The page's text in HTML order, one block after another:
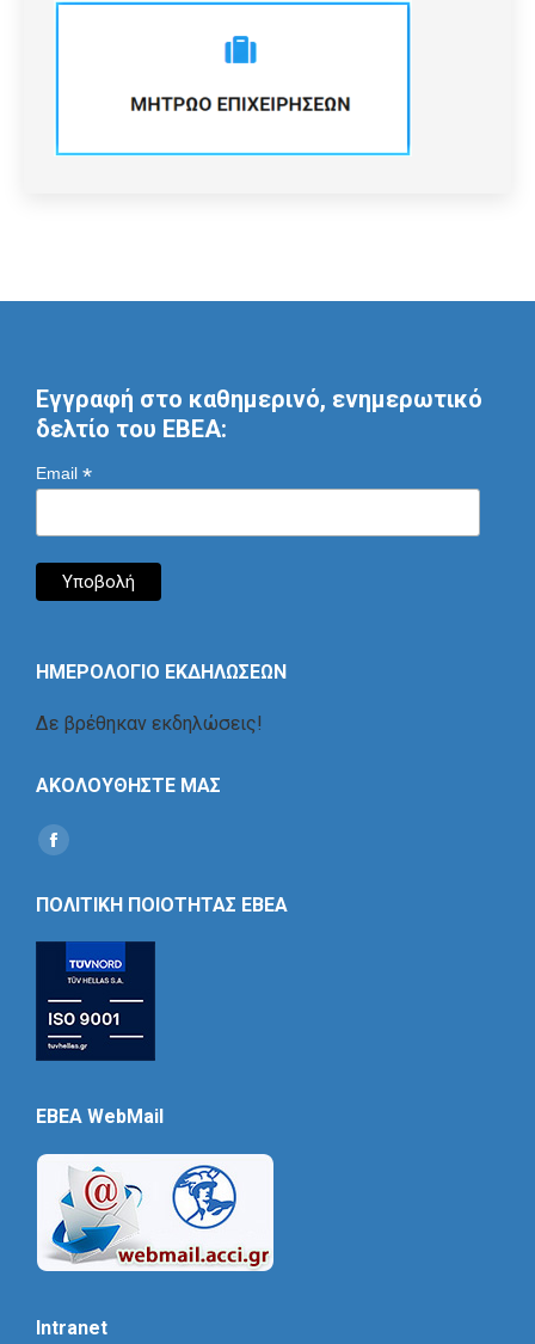
Εγγραφή στο καθημερινό, ενημερωτικό
δελτίο του ΕΒΕΑ:
Email *
ΗΜΕΡΟΛΟΓΙΟ ΕΚΔΗΛΩΣΕΩΝ
Δε βρέθηκαν εκδηλώσεις!
ΑΚΟΛΟΥΘΗΣΤΕ ΜΑΣ
Find us on:
Social
ΠΟΛΙΤΙΚΗ ΠΟΙΟΤΗΤΑΣ ΕΒΕΑ
EBEA WebMail
Intranet